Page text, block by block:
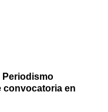
Periodismo
convocatoria en